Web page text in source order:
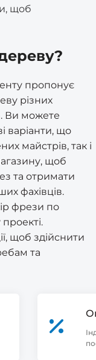
щоб
пропонує
різних
Ви можете
варіанти, що
майстрів, так і
щоб
та отримати
фахівців.
фрези по
щоб здійснити
та